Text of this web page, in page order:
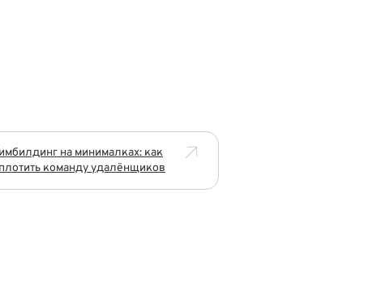
на минималках: как
команду удалёнщиков